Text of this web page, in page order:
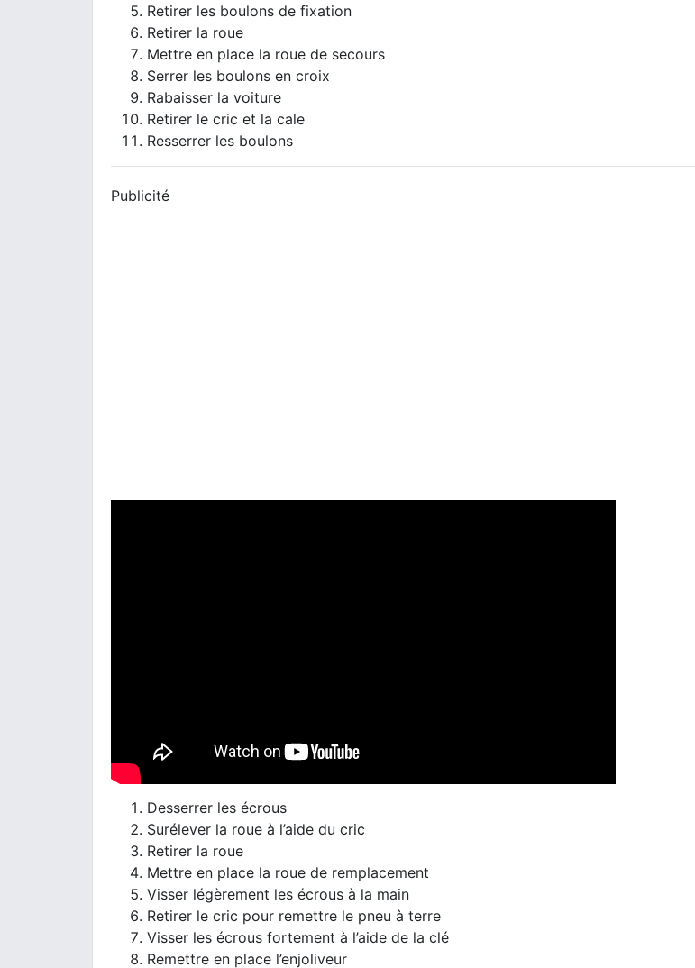
Retirer les boulons de fixation
Retirer la roue
Mettre en place la roue de secours
Serrer les boulons en croix
Rabaisser la voiture
Retirer le cric et la cale
Resserrer les boulons
Publicité
Desserrer les écrous
Surélever la roue à l’aide du cric
Retirer la roue
Mettre en place la roue de remplacement
Visser légèrement les écrous à la main
Retirer le cric pour remettre le pneu à terre
Visser les écrous fortement à l’aide de la clé
Remettre en place l’enjoliveur